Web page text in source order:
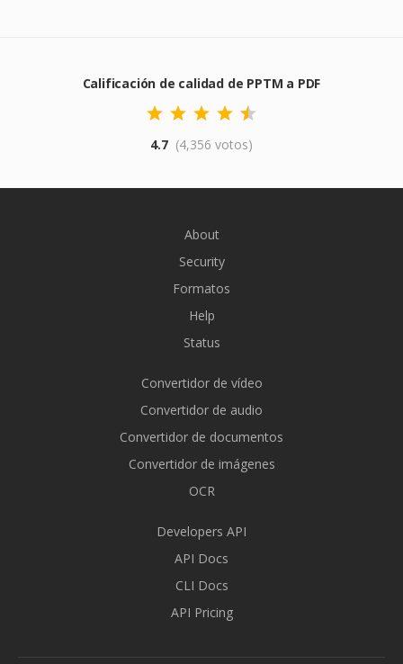
Calificación de calidad de PPTM a PDF
4.7 (4,356 votos)
About
Security
Formatos
Help
Status
Convertidor de vídeo
Convertidor de audio
Convertidor de documentos
Convertidor de imágenes
OCR
Developers API
API Docs
CLI Docs
API Pricing